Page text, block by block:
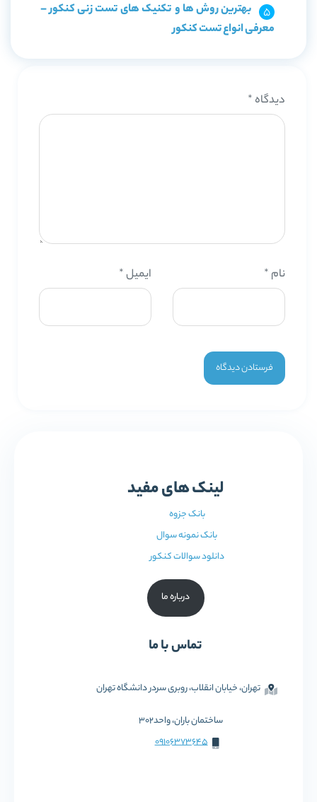
بهترین روش ها و تکنیک های تست زنی کنکور –
معرفی انواع تست کنکور
دیدگاه *
نام * ایمیل*
لینک های مفید
بانک جزوه
بانک نمونه سوال
دانلود سوالات کنکور
درباره ما
تماس با ما
تهران، خیابان انقلاب، روبری سردر دانشگاه تهران
ساختمان باران، واحد302
09106373645